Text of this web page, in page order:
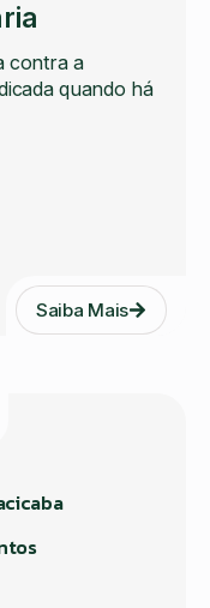
contra a
quando há
Saiba Mais